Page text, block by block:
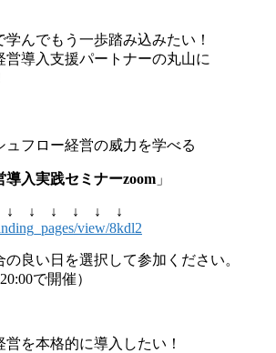
んでもう一歩踏み込みたい！
営導入支援パートナーの丸山に
ュフロー経営の威力を学べる
導入実践セミナーzoom 」
↓ ↓ ↓ ↓ ↓
view/8kdl2
の良い日を選択して参加ください。
で開催）
を本格的に導入したい！